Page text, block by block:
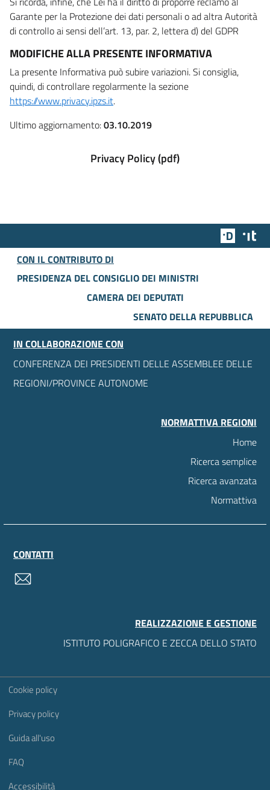
Garante per la Protezione dei dati personali o ad altra Autorità
di controllo ai sensi dell’art. 13, par. 2, lettera d) del GDPR
MODIFICHE ALLA PRESENTE INFORMATIVA
La presente Informativa può subire variazioni. Si consiglia,
quindi, di controllare regolarmente la sezione
https://www.privacy.ipzs.it.
Ultimo aggiornamento:03.10.2019
Privacy Policy (pdf)
Team
CON IL CONTRIBUTO DI
PRESIDENZA DEL CONSIGLIO DEI MINISTRI
CAMERA DEI DEPUTATI
SENATO DELLA REPUBBLICA
IN COLLABORAZIONE CON
CONFERENZA DEI PRESIDENTI DELLE ASSEMBLEE DELLE
REGIONI/PROVINCE AUTONOME
NORMATTIVA REGIONI
Home
Ricerca semplice
Ricerca avanzata
Normattiva
CONTATTI
REALIZZAZIONE E GESTIONE
ISTITUTO POLIGRAFICO E ZECCA DELLO STATO
Sezione Link Utili
Cookie policy
Privacy policy
Guida all'uso
FAQ
Accessibilità